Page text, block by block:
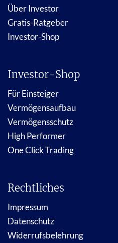
Über Investor
Gratis-Ratgeber
Investor-Shop
Investor-Shop
Für Einsteiger
Vermögensaufbau
Vermögensschutz
High Performer
One Click Trading
Rechtliches
Impressum
Datenschutz
Widerrufsbelehrung